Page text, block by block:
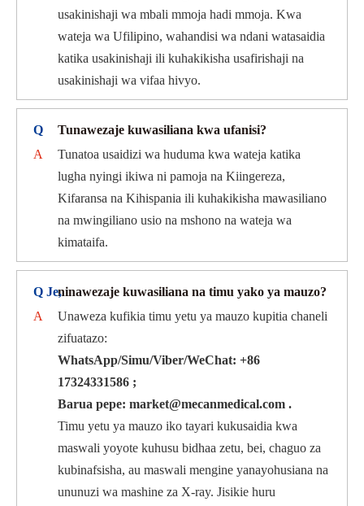
usakinishaji wa mbali mmoja hadi mmoja. Kwa
wateja wa Ufilipino, wahandisi wa ndani watasaidia
katika usakinishaji ili kuhakikisha usafirishaji na
usakinishaji wa vifaa hivyo.
Q
Tunawezaje kuwasiliana kwa ufanisi?
A
Tunatoa usaidizi wa huduma kwa wateja katika
lugha nyingi ikiwa ni pamoja na Kiingereza,
Kifaransa na Kihispania ili kuhakikisha mawasiliano
na mwingiliano usio na mshono na wateja wa
kimataifa.
Q Je,ninawezaje kuwasiliana na timu yako ya mauzo?
A
Unaweza kufikia timu yetu ya mauzo kupitia chaneli
zifuatazo:
WhatsApp/Simu/Viber/WeChat: +86
17324331586 ;
Barua pepe: market@mecanmedical.com .
Timu yetu ya mauzo iko tayari kukusaidia kwa
maswali yoyote kuhusu bidhaa zetu, bei, chaguo za
kubinafsisha, au maswali mengine yanayohusiana na
ununuzi wa mashine za X-ray. Jisikie huru